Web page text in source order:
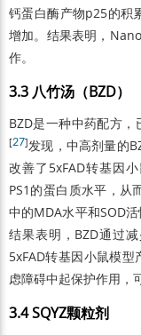
钙蛋白酶产物p25的积
增加。结果表明，
作。
3.3 八竹汤（BZD）
BZD是一种中药配方
[27]发现，中高剂量的
改善了5xFAD转基因
PS1的蛋白质水平，从
中的MDA水平和SOD
结果表明，BZD通过
5xFAD转基因小鼠模
虑障碍中起保护作用，
3.4 SQYZ颗粒剂